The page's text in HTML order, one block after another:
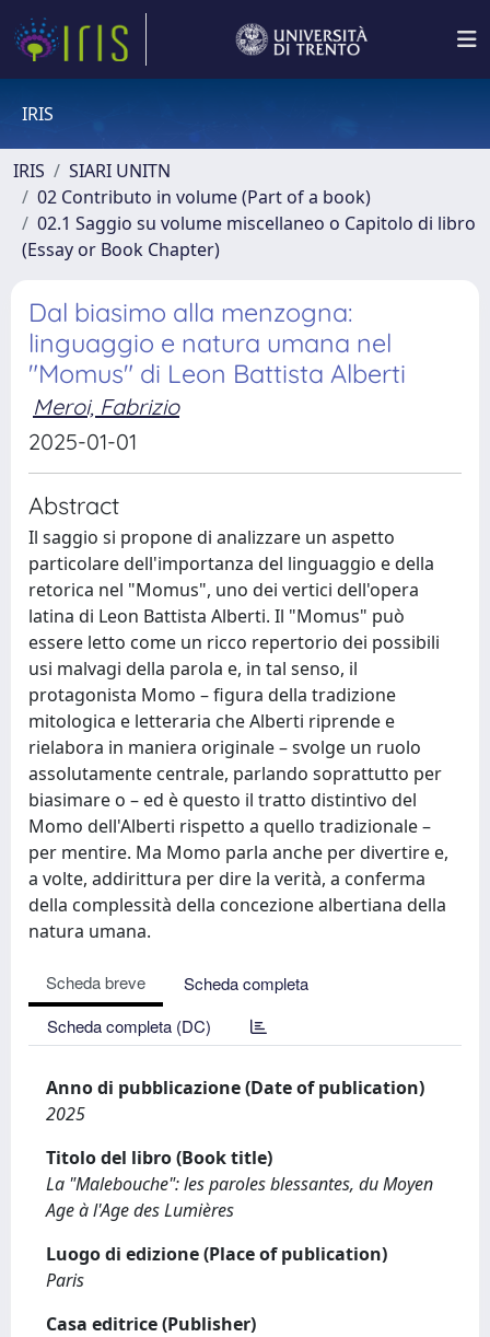
IRIS
IRIS
SIARI UNITN
02 Contributo in volume (Part of a book)
02.1 Saggio su volume miscellaneo o Capitolo di libro
(Essay or Book Chapter)
Dal biasimo alla menzogna:
linguaggio e natura umana nel
"Momus" di Leon Battista Alberti
Meroi, Fabrizio
2025-01-01
Abstract
Il saggio si propone di analizzare un aspetto
particolare dell'importanza del linguaggio e della
retorica nel "Momus", uno dei vertici dell'opera
latina di Leon Battista Alberti. Il "Momus" può
essere letto come un ricco repertorio dei possibili
usi malvagi della parola e, in tal senso, il
protagonista Momo – figura della tradizione
mitologica e letteraria che Alberti riprende e
rielabora in maniera originale – svolge un ruolo
assolutamente centrale, parlando soprattutto per
biasimare o – ed è questo il tratto distintivo del
Momo dell'Alberti rispetto a quello tradizionale –
per mentire. Ma Momo parla anche per divertire e,
a volte, addirittura per dire la verità, a conferma
della complessità della concezione albertiana della
natura umana.
Scheda breve
Scheda completa
Scheda completa (DC)
Anno di pubblicazione (Date of publication)
2025
Titolo del libro (Book title)
La "Malebouche": les paroles blessantes, du Moyen
Age à l'Age des Lumières
Luogo di edizione (Place of publication)
Paris
Casa editrice (Publisher)